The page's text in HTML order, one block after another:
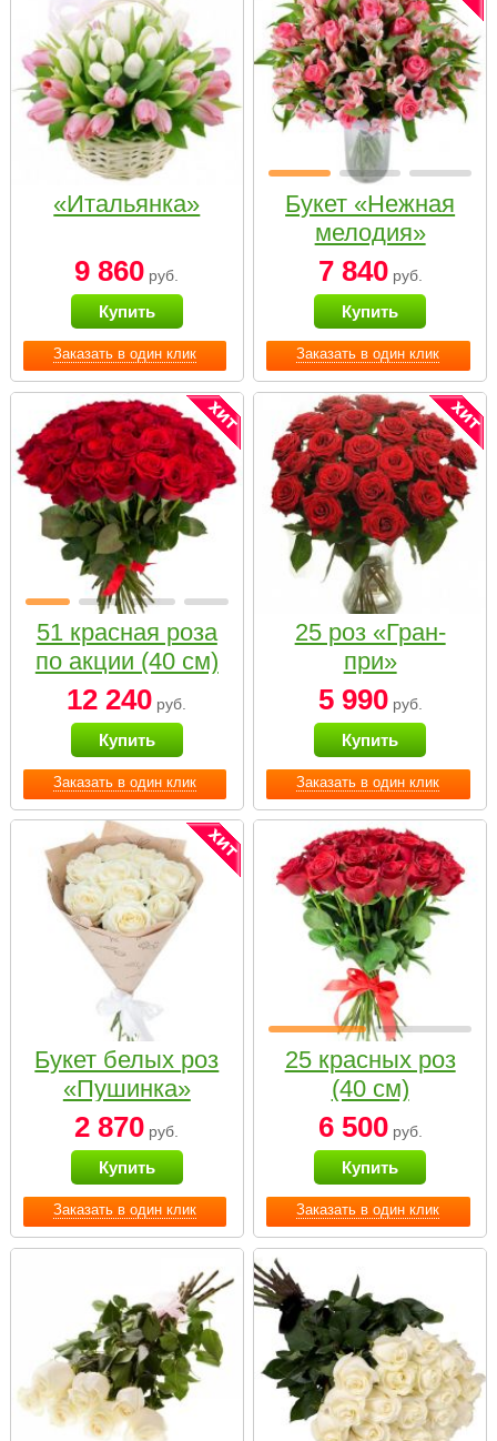
Заказать в один клик
«Итальянка»
9 860 руб.
Купить
Заказать в один клик
Букет «Нежная
мелодия»
7 840руб.
Купить
Заказать в один клик
51 красная роза
по акции (40 см)
12 240 руб.
Купить
Заказать в один клик
25 роз «Гран-
при»
5 990руб.
Купить
Заказать в один клик
Букет белых роз
«Пушинка»
2 870 руб.
Купить
Заказать в один клик
25 красных роз
(40 см)
6 500руб.
Купить